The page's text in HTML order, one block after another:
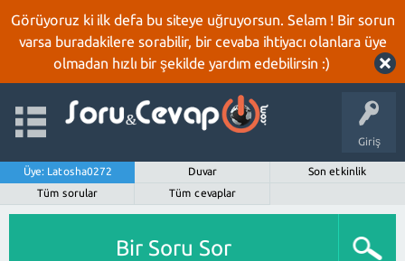
Görüyoruz ki ilk defa bu siteye uğruyorsun. Selam ! Bir sorun
varsa buradakilere sorabilir, bir cevaba ihtiyacı olanlara üye
olmadan hızlı bir şekilde yardım edebilirsin :)
Giriş
Üye: Latosha0272 Duvar
Son etkinlik
Tüm sorular
Tüm cevaplar
Bir Soru Sor